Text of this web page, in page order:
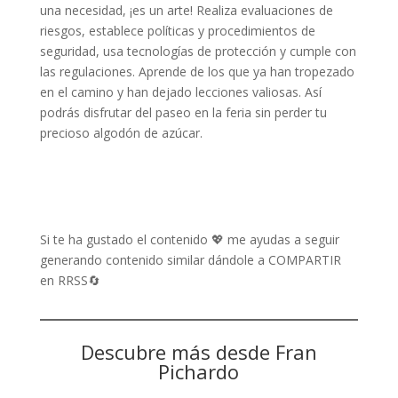
una necesidad, ¡es un arte! Realiza evaluaciones de
riesgos, establece políticas y procedimientos de
seguridad, usa tecnologías de protección y cumple con
las regulaciones. Aprende de los que ya han tropezado
en el camino y han dejado lecciones valiosas. Así
podrás disfrutar del paseo en la feria sin perder tu
precioso algodón de azúcar.
Si te ha gustado el contenido 💖 me ayudas a seguir
generando contenido similar dándole a COMPARTIR
en RRSS🔄
Descubre más desde Fran
Pichardo